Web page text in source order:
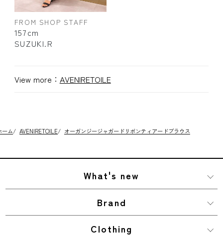
FROM SHOP STAFF
157cm
SUZUKI.R
View more： AVENIRETOILE
ーム/ AVENIRETOILE/ オーガンジージャガードリボンティアードブラウス
What's new
Brand
Clothing